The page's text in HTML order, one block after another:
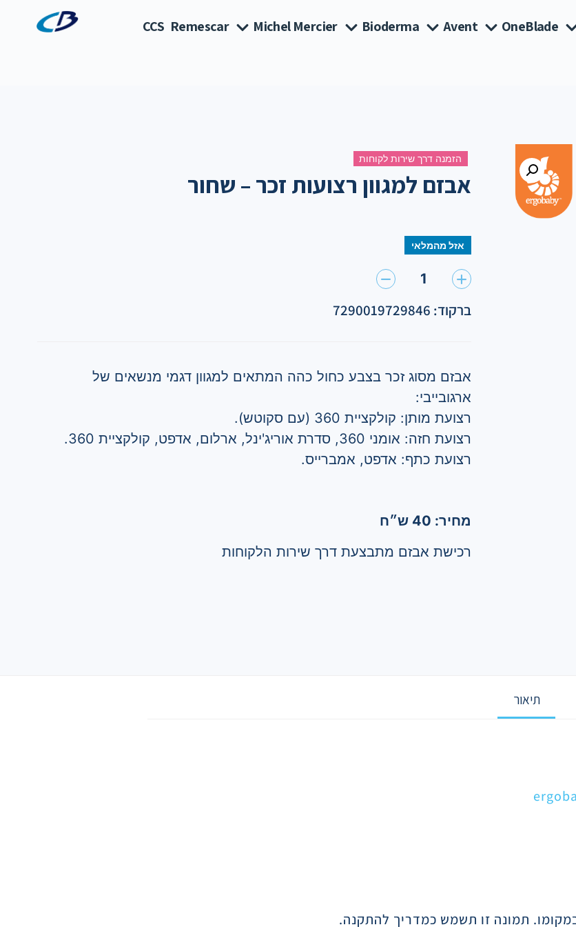
OneBlade
Avent
Bioderma
Michel Mercier
Remescar
CCS
הזמנה דרך שירות לקוחות
אבזם למגוון רצועות זכר – שחור
אזל מהמלאי
1
ברקוד: 7290019729846
אבזם מסוג זכר בצבע כחול כהה המתאים למגוון דגמי מנשאים של
ארגובייבי:
רצועת מותן: קולקציית 360 (עם סקוטש).
רצועת חזה: אומני 360, סדרת אוריג'ינל, ארלום, אדפט, קולקציית 360.
רצועת כתף: אדפט, אמברייס.
מחיר: 40 ש״ח
רכישת אבזם מתבצעת דרך שירות הלקוחות
תיאור
תמונה זו תשמש כמדריך להתקנה.